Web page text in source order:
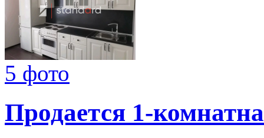
5 фото
Продается 1-